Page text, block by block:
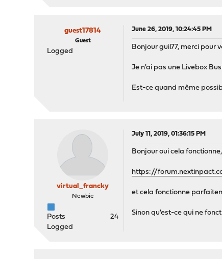
guest17814
Guest
Logged
June 26, 2019, 10:24:45 PM
Bonjour guil77, merci pour
Je n'ai pas une Livebox
Est-ce quand même
virtual_francky
Newbie
Posts
24
Logged
July 11, 2019, 01:36:15 PM
Bonjour oui cela
https://
et cela fonctionne
Sinon qu'est-ce qui ne